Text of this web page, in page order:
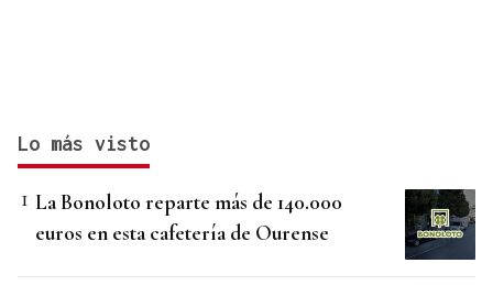
Lo más visto
La Bonoloto reparte más de 140.000
euros en esta cafetería de Ourense